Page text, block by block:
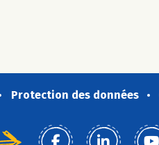
Protection des données